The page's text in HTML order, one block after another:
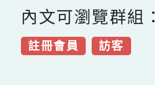
內文可瀏覽群組：
註冊會員 訪客